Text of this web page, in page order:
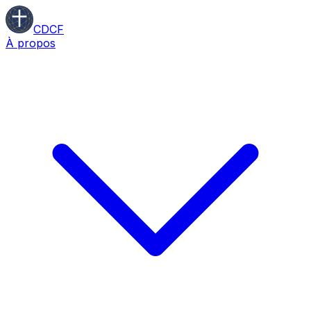
CDCF
À propos